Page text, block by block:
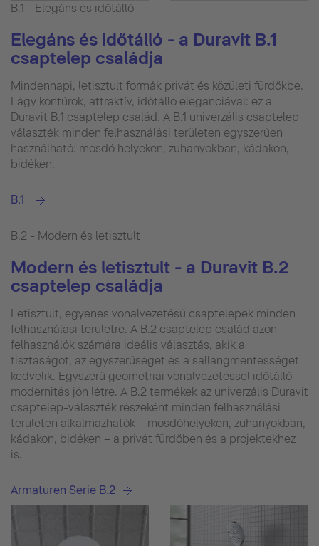
B.1 - Elegáns és időtálló
Elegáns és időtálló - a Duravit B.1
csaptelep családja
Mindennapi, letisztult formák privát és közületi fürdőkbe.
Lágy kontúrok, attraktív, időtálló eleganciával: ez a
Duravit B.1 csaptelep család. A B.1 univerzális csaptelep
választék minden felhasználási területen egyszerűen
használható: mosdó helyeken, zuhanyokban, kádakon,
bidéken.
B.1
B.2 - Modern és letisztult
Modern és letisztult - a Duravit B.2
csaptelep családja
Letisztult, egyenes vonalvezetésű csaptelepek minden
felhasználási területre. A B.2 csaptelep család azon
felhasználók számára ideális választás, akik a
tisztaságot, az egyszerűséget és a sallangmentességet
kedvelik. Egyszerű geometriai vonalvezetéssel időtálló
modernitás jön létre. A B.2 termékek az univerzális Duravit
csaptelep-választék részeként minden felhasználási
területen alkalmazhatók – mosdóhelyeken, zuhanyokban,
kádakon, bidéken – a privát fürdőben és a projektekhez
is.
Armaturen Serie B.2